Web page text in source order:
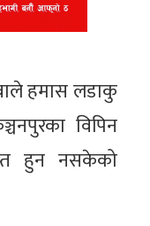
हमास लडाकु
विपिन
हुन नसकेको